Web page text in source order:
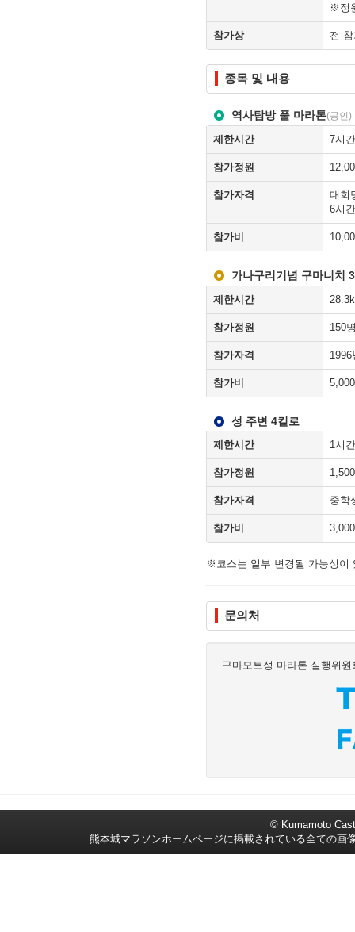
※정
참가상 전
종목 및 내용
역사탐방 풀 마라톤(공인)
제한시간 7시간
참가정원
참가자격
대회
6시
참가비
가나구리기념 구마니치
제한시간
참가정원 150
참가자격
참가비
성 주변 4킬로
제한시간 1시
참가정원
참가자격 중학
참가비
※코스는 일부 변경될 가능성이
문의처
구마모토성 마라톤 실행위원
© Kumamoto
熊本城マラソンホームページに掲載されている全ての